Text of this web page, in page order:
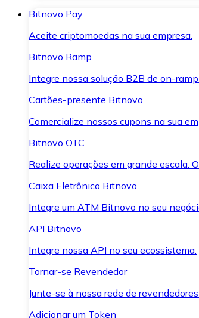
Bitnovo Pay
Aceite criptomoedas na sua empresa.
Bitnovo Ramp
Integre nossa solução B2B de on-
Cartões-presente Bitnovo
Comercialize nossos cupons na sua
Bitnovo OTC
Realize operações em grande escala.
Caixa Eletrônico Bitnovo
Integre um ATM Bitnovo no seu
API Bitnovo
Integre nossa API no seu ecossistema.
Tornar-se Revendedor
Junte-se à nossa rede de
Adicionar um Token